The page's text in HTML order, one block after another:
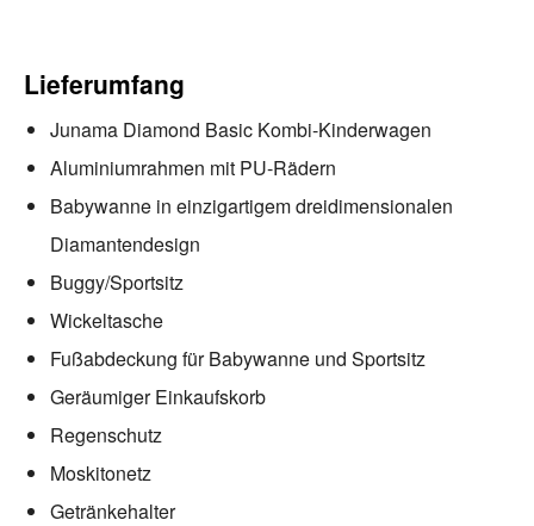
Lieferumfang
Junama Diamond Basic Kombi-Kinderwagen
Aluminiumrahmen mit PU-Rädern
Babywanne in einzigartigem dreidimensionalen
Diamantendesign
Buggy/Sportsitz
Wickeltasche
Fußabdeckung für Babywanne und Sportsitz
Geräumiger Einkaufskorb
Regenschutz
Moskitonetz
Getränkehalter